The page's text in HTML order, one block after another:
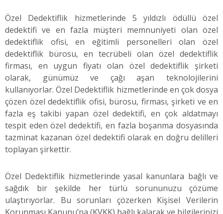
Özel Dedektiflik hizmetlerinde 5 yıldızlı ödüllü özel
dedektifi ve en fazla müşteri memnuniyeti olan özel
dedektiflik ofisi, en eğitimli personelleri olan özel
dedektiflik bürosu, en tecrübeli olan özel dedektiflik
firması, en uygun fiyatı olan özel dedektiflik şirketi
olarak, günümüz ve çağı aşan teknolojilerini
kullanıyorlar. Özel Dedektiflik hizmetlerinde en çok dosya
çözen özel dedektiflik ofisi, bürosu, firması, şirketi ve en
fazla eş takibi yapan özel dedektifi, en çok aldatmayı
tespit eden özel dedektifi, en fazla boşanma dosyasında
tazminat kazanan özel dedektifi olarak en doğru delilleri
toplayan şirkettir.
Özel Dedektiflik hizmetlerinde yasal kanunlara bağlı ve
sağdık bir şekilde her türlü sorununuzu çözüme
ulaştırıyorlar. Bu sorunları çözerken Kişisel Verilerin